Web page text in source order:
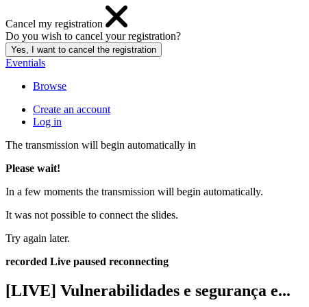
Cancel my registration
Do you wish to cancel your registration?
Eventials
Browse
Create an account
Log in
The transmission will begin automatically in
Please wait!
In a few moments the transmission will begin automatically.
It was not possible to connect the slides.
Try again later.
recorded Live paused reconnecting
[LIVE] Vulnerabilidades e segurança e...